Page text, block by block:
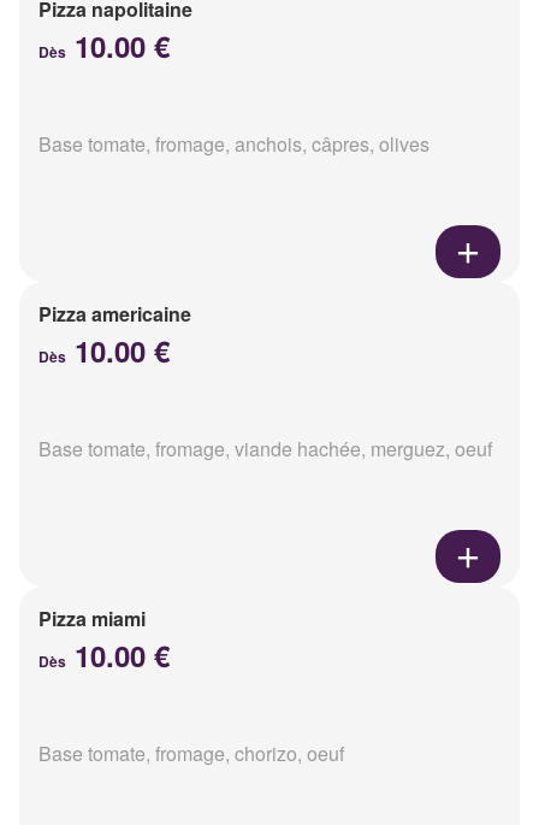
Pizza napolitaine
Dès 10.00 €
Base tomate, fromage, anchois, câpres, olives
Pizza americaine
Dès 10.00 €
Base tomate, fromage, viande hachée, merguez, oeuf
Pizza miami
Dès 10.00 €
Base tomate, fromage, chorizo, oeuf